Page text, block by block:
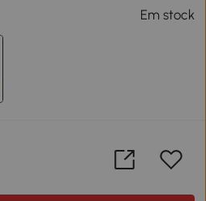
Em stock